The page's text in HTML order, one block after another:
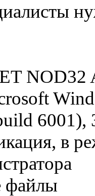
NOD32
в
файлы